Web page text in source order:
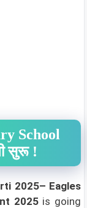
School
सुरू !
2025– Eagles
2025is going